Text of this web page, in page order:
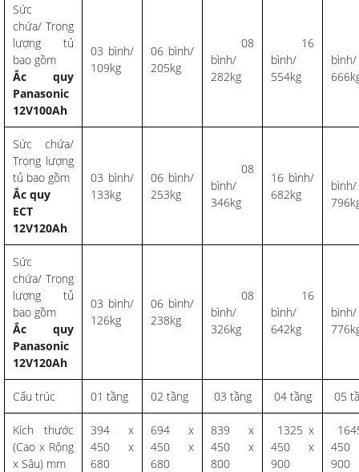
Sức
chứa/ Trọng
lượng tủ
bao gồm
Ắc quy
Panasonic
12V100Ah
03 bình/
109kg
06 bình/
205kg
08
bình/
282kg
16
bình/
554kg
bình/
Sức chứa/
Trọng lượng
tủ bao gồm
Ắc quy
ECT
12V120Ah
03 bình/
133kg
06 bình/
253kg
08
bình/
346kg
16 bình/
682kg
bình/
Sức
chứa/ Trọng
lượng tủ
bao gồm
Ắc quy
Panasonic
12V120Ah
03 bình/
126kg
06 bình/
238kg
08
bình/
326kg
16
bình/
642kg
bình/
Cấu trúc 01 tầng 02 tầng 03 tầng 04 tầng 05
Kích thước
(Cao x Rộng
x Sâu) mm
394 x
450 x
680
694 x
450 x
680
839 x
450 x
800
1325 x
450 x
900
900